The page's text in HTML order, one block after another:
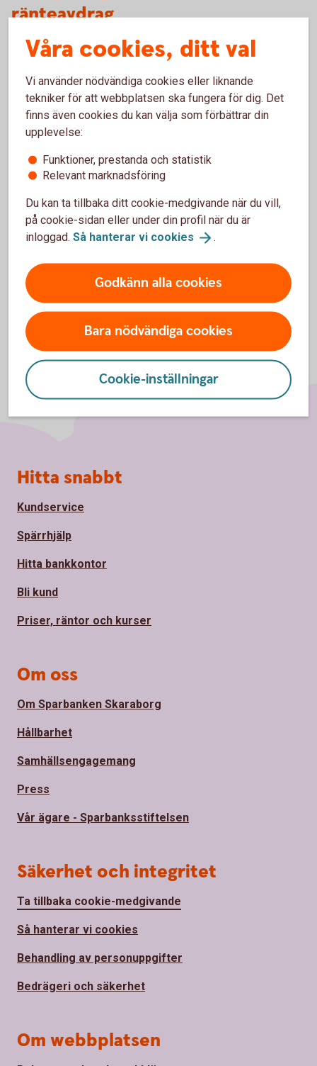
ränteavdrag
Hur fungerar ränteavdraget?
Vad är ett lån utan säkerhet?
För att se detta innehåll behöver du först
godkänna cookies för Funktioner, prestanda
och statistik.
Inställningar för cookies
Våra cookies, ditt val
Vi använder nödvändiga cookies eller liknande
tekniker för att webbplatsen ska fungera för dig. Det
finns även cookies du kan välja som förbättrar din
upplevelse:
Funktioner, prestanda och statistik
Relevant marknadsföring
Du kan ta tillbaka ditt cookie-medgivande när du vill,
på cookie-sidan eller under din profil när du är
inloggad. Så hanterar vi cookies .
Godkänn alla cookies
Bara nödvändiga cookies
Cookie-inställningar
Sidfot
Hitta snabbt
Kundservice
Spärrhjälp
Hitta bankkontor
Bli kund
Priser, räntor och kurser
Om oss
Om Sparbanken Skaraborg
Hållbarhet
Samhällsengagemang
Press
Vår ägare - Sparbanksstiftelsen
Säkerhet och integritet
Ta tillbaka cookie-medgivande
Så hanterar vi cookies
Behandling av personuppgifter
Bedrägeri och säkerhet
Om webbplatsen